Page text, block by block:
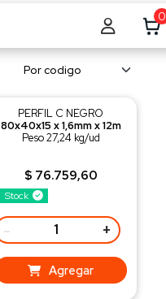
0
Stock
PERFIL C NEGRO
80x40x15 x 1,6mm x 12m
Peso 27,24 kg/ud
$ 76.759,60
- +
Agregar